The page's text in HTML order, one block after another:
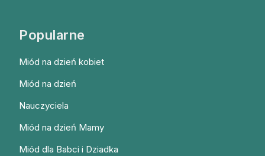
Popularne
Miód na dzień kobiet
Miód na dzień
Nauczyciela
Miód na dzień Mamy
Miód dla Babci i Dziadka